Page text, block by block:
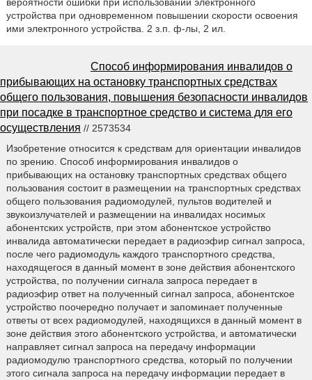
вероятности ошибки при использовании электронного
устройства при одновременном повышении скорости освоения
ими электронного устройства. 2 з.п. ф-лы, 2 ил.
Способ информирования инвалидов о
прибывающих на остановку транспортных средствах
общего пользования, повышения безопасности инвалидов
при посадке в транспортное средство и система для его
осуществления // 2573534
Изобретение относится к средствам для ориентации инвалидов
по зрению. Способ информирования инвалидов о
прибывающих на остановку транспортных средствах общего
пользования состоит в размещении на транспортных средствах
общего пользования радиомодулей, пультов водителей и
звукоизлучателей и размещении на инвалидах носимых
абонентских устройств, при этом абонентское устройство
инвалида автоматически передает в радиоэфир сигнал запроса,
после чего радиомодуль каждого транспортного средства,
находящегося в данный момент в зоне действия абонентского
устройства, по получении сигнала запроса передает в
радиоэфир ответ на полученный сигнал запроса, абонентское
устройство поочередно получает и запоминает полученные
ответы от всех радиомодулей, находящихся в данный момент в
зоне действия этого абонентского устройства, и автоматически
направляет сигнал запроса на передачу информации
радиомодулю транспортного средства, который по получении
этого сигнала запроса на передачу информации передает в